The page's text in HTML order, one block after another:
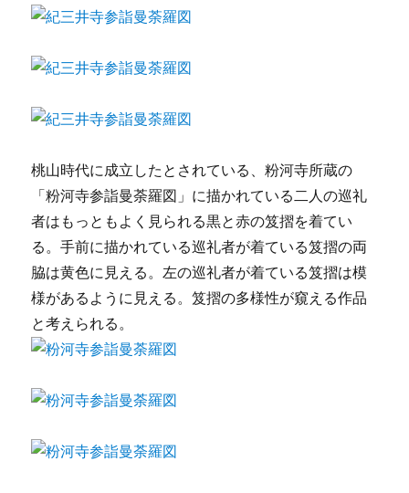
桃山時代に成立したとされている、粉河寺所蔵の
「粉河寺参詣曼荼羅図」に描かれている二人の巡礼
者はもっともよく見られる黒と赤の笈摺を着てい
る。手前に描かれている巡礼者が着ている笈摺の両
脇は黄色に見える。左の巡礼者が着ている笈摺は模
様があるように見える。笈摺の多様性が窺える作品
と考えられる。